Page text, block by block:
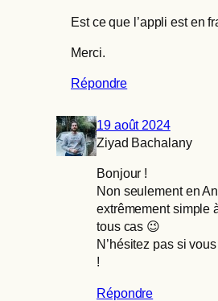
Est ce que l’appli est en
Merci.
Répondre
19 août 2024
Ziyad Bachalany
Bonjour !
Non seulement en
extrêmement simple
tous cas 😉
N’hésitez pas si
!
Répondre